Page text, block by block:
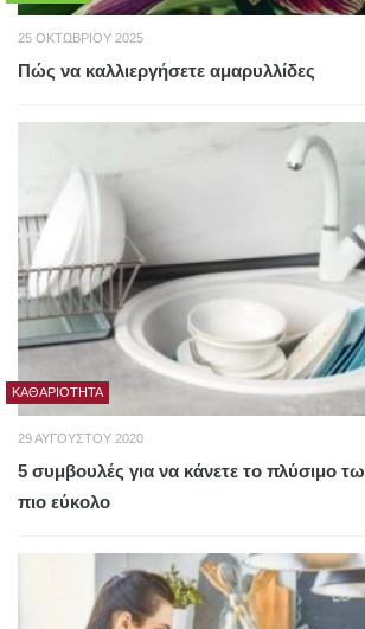
25 ΟΚΤΩΒΡΊΟΥ 2025
Πώς να καλλιεργήσετε αμαρυλλίδες
ΚΑΘΑΡΙΌΤΗΤΑ
29 ΑΥΓΟΎΣΤΟΥ 2020
5 συμβουλές για να κάνετε το πλύσιμο
πιο εύκολο